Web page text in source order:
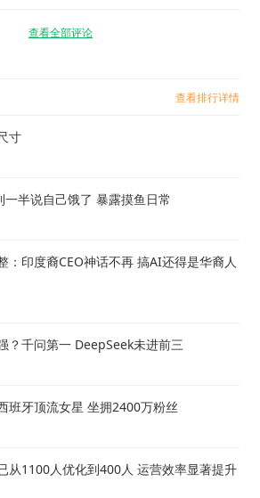
查看全部评论
查看排行详情
寸
一半说自己饿了 暴露摸鱼日常
：印度裔CEO神话不再 搞AI还得是华裔人
？千问第一 DeepSeek未进前三
班牙顶流女星 坐拥2400万粉丝
从1100人优化到400人 运营效率显著提升